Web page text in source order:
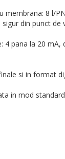
membrana: 8 l/
din punct de
4 pana la 20
si in format
in mod